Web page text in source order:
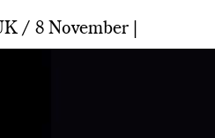
/ 8 November |